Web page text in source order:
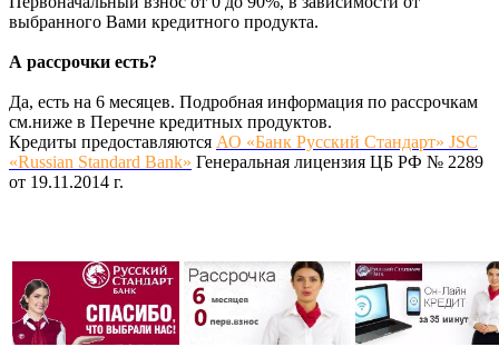
выбранного Вами кредитного продукта.
А рассрочки есть?
Да, есть на 6 месяцев. Подробная информация по рассрочкам
см.ниже в Перечне кредитных продуктов.
Кредиты предоставляются АО «Банк Русский Стандарт» JSC
«Russian Standard Bank» Генеральная лицензия ЦБ РФ № 2289
от 19.11.2014 г.